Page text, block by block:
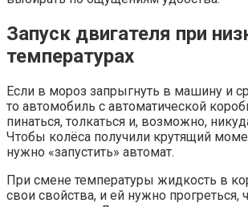
Запуск двигателя при
температурах
Если в мороз запрыгнуть в машину и
то автомобиль с автоматической
пинаться, толкаться и, возможно,
Чтобы колёса получили крутящий
нужно «запустить» автомат.
При смене температуры жидкость в
свои свойства, и ей нужно прогреться,